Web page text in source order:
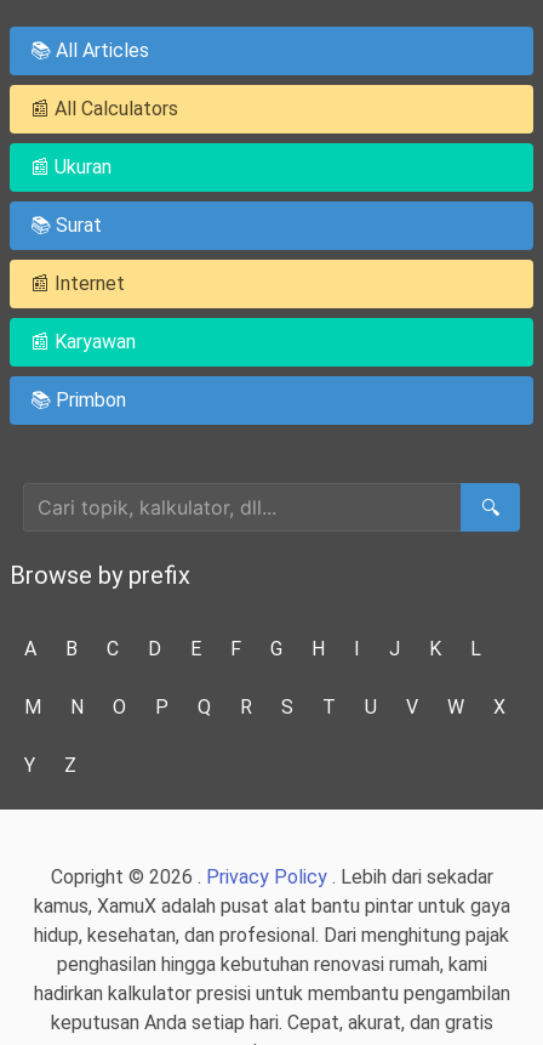
📚 All Articles
📰 All Calculators
📰 Ukuran
📚 Surat
📰 Internet
📰 Karyawan
📚 Primbon
🔍
Browse by prefix
A B C D E F G H I J K L
M N O P Q R S T U V W X
Y Z
Copright © 2026 . Privacy Policy. Lebih dari sekadar
kamus, XamuX adalah pusat alat bantu pintar untuk gaya
hidup, kesehatan, dan profesional. Dari menghitung pajak
penghasilan hingga kebutuhan renovasi rumah, kami
hadirkan kalkulator presisi untuk membantu pengambilan
keputusan Anda setiap hari. Cepat, akurat, dan gratis